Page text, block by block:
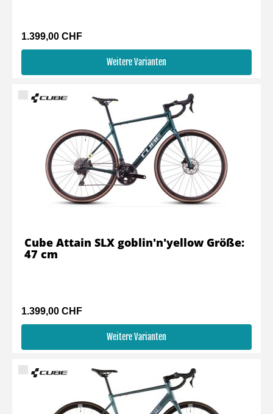
1.399,00 CHF
Weitere Varianten
1.399,00 CHF
Weitere Varianten
Cube Attain SLX goblin'n'yellow Größe:
47 cm